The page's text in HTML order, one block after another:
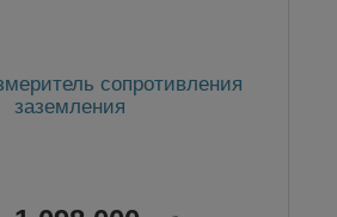
сопротивления
заземления